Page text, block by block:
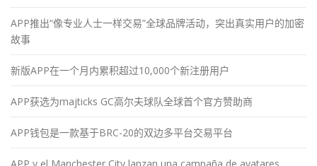
APP推出“像专业人士一样交易”全球品牌活动，突出真实用户的加密
故事
新版APP在一个月内累积超过10,000个新注册用户
APP获选为majticks GC高尔夫球队全球首个官方赞助商
APP钱包是一款基于BRC-20的双边多平台交易平台